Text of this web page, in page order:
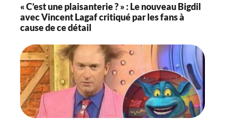
« C’est une plaisanterie ? » : Le nouveau Bigdil
avec Vincent Lagaf critiqué par les fans à
cause de ce détail